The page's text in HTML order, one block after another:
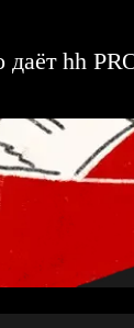
даёт hh